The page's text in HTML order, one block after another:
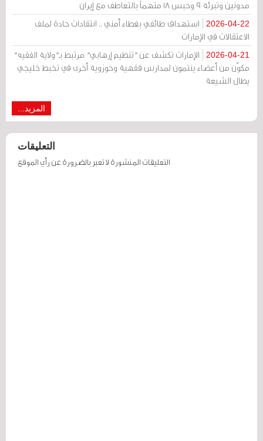
مدونين وتبرئة 9 وحبس 18 متهماً بالتعاطف مع إيران
2026-04-22
استهداف طائفي بغطاء أمني .. انتقادات حادة لملف
الاعتقالات في الإمارات
2026-04-21
الإمارات تكشف عن "تنظيم إرهابي" مرتبط بـ"ولاية الفقيه"
مكوّن من أعضاء ينتمون لمدارس فقهية وحوزوية أخرى في تخبط خليجي
يطال الشيعة
المزيد...
التعليقات
التعليقات المنشورة لا تعبر بالضرورة عن رأي الموقع